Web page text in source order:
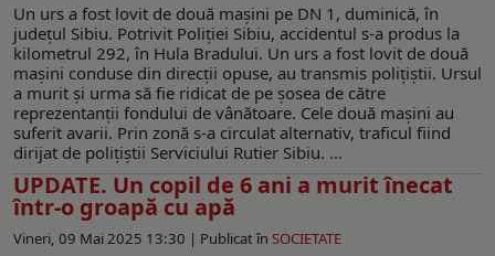
Un urs a fost lovit de două mașini pe DN 1, duminică, în
județul Sibiu. Potrivit Poliției Sibiu, accidentul s-a produs la
kilometrul 292, în Hula Bradului. Un urs a fost lovit de două
mașini conduse din direcții opuse, au transmis polițiștii. Ursul
a murit și urma să fie ridicat de pe șosea de către
reprezentanții fondului de vânătoare. Cele două mașini au
suferit avarii. Prin zonă s-a circulat alternativ, traficul fiind
dirijat de polițiștii Serviciului Rutier Sibiu. ...
UPDATE. Un copil de 6 ani a murit înecat
într-o groapă cu apă
Vineri, 09 Mai 2025 13:30 | Publicat în SOCIETATE